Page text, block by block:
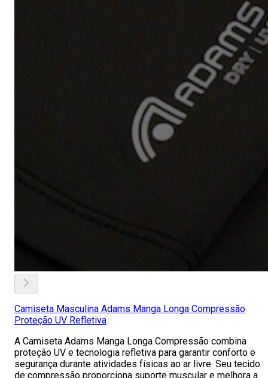
Camiseta Masculina Adams Manga Longa Compressão
Proteção UV Refletiva
A Camiseta Adams Manga Longa Compressão combina
proteção UV e tecnologia refletiva para garantir conforto e
segurança durante atividades físicas ao ar livre. Seu tecido
de compressão proporciona suporte muscular e melhora a